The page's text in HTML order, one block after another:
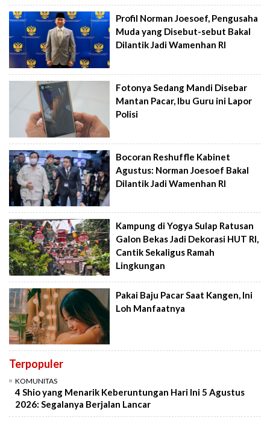
Profil Norman Joesoef, Pengusaha
Muda yang Disebut-sebut Bakal
Dilantik Jadi Wamenhan RI
Fotonya Sedang Mandi Disebar
Mantan Pacar, Ibu Guru ini Lapor
Polisi
Bocoran Reshuffle Kabinet
Agustus: Norman Joesoef Bakal
Dilantik Jadi Wamenhan RI
Kampung di Yogya Sulap Ratusan
Galon Bekas Jadi Dekorasi HUT RI,
Cantik Sekaligus Ramah
Lingkungan
Pakai Baju Pacar Saat Kangen, Ini
Loh Manfaatnya
Terpopuler
KOMUNITAS
4 Shio yang Menarik Keberuntungan Hari Ini 5 Agustus
2026: Segalanya Berjalan Lancar